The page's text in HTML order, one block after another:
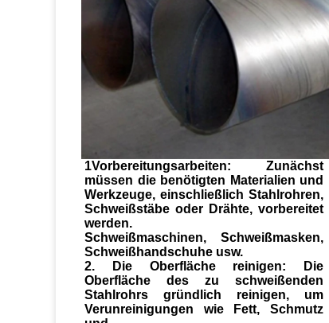
1Vorbereitungsarbeiten: Zunächst
müssen die benötigten Materialien und
Werkzeuge, einschließlich Stahlrohren,
Schweißstäbe oder Drähte, vorbereitet
werden.
Schweißmaschinen, Schweißmasken,
Schweißhandschuhe usw.
2. Die Oberfläche reinigen: Die
Oberfläche des zu schweißenden
Stahlrohrs gründlich reinigen, um
Verunreinigungen wie Fett, Schmutz